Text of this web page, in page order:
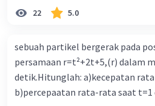
22 5.0
sebuah partikel bergerak pada
persamaan r=t²+2t+5,(r) dalam
detik.Hitunglah: a)kecepatan
b)percepaatan rata-rata saat t=1